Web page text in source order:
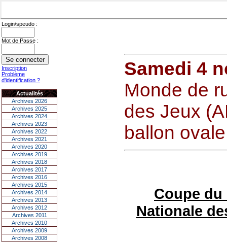
Login/speudo :
Mot de Passe :
Inscription
Problème
d'identification ?
Actualités
Archives 2026
Archives 2025
Archives 2024
Archives 2023
Archives 2022
Archives 2021
Archives 2020
Archives 2019
Archives 2018
Archives 2017
Archives 2016
Archives 2015
Archives 2014
Archives 2013
Archives 2012
Archives 2011
Archives 2010
Archives 2009
Archives 2008
Samedi 4
Monde de
des Jeux
ballon
Coupe du
Nationale